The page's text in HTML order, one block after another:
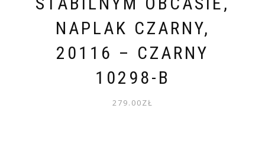
NAPLAK CZARNY,
20116 – CZARNY
10298-B
279.00ZŁ